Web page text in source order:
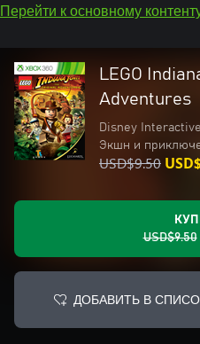
Перейти к основному
LEGO
Adventures
Disney
Экшн и
USD$9.50
USD$9.50
ДОБАВИТЬ В